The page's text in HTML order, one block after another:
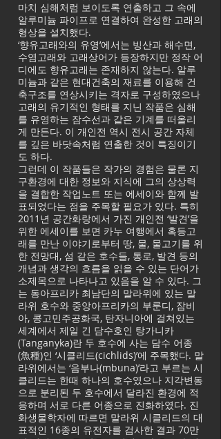
마치 심해처럼 보이도록 연출하고 그 속에
알루미늄 파이프로 연결하여 완성한 고래의
형상을 설치했다.
‘향유고래와의 유영’에서는 빙산과 해수면,
수염고래와 고래상어가 등장하지만 정작 어
디에도 향유고래는 존재하지 않는다. 알루
미늄과 같은 현대건축의 재료를 이용해 건
축구조를 연상시키는 격자로 구성하였으나
고래의 유기적인 형태를 지닌 작품은 심해
를 유영하는 잠수선과 같은 기계를 떠올리
게 만든다. 이 개인전 역시 전시 공간 자체
를 깊은 바닷속처럼 연출한 것이 특징이기
도 하다.
그런데 이 작품들은 작가의 경험은 물론 지
구환경에 대한 정보와 지식에 그의 상상력
을 결합한 작업노트 또는 에세이와 함께 발
표되었다는 점을 주목할 필요가 있다. 특히
2011년 공간화랑에서 가진 개인전 ‘발견’을
위한 에세이를 보면 카누 여행에서 혹등고
래를 만난 이야기로부터 땅, 물, 물고기를 위
한 전망대, 섬 같은 호수들, 통로, 발견 등의
개념과 생각의 흐름을 읽을 수 있는 단어가
소제목으로 나타나고 있음을 알 수 있다. 그
는 동아프리카 최남단의 말라위에 있는 말
라위 호수와 중앙아프리카의 부룬디, 잠비
아, 콩고민주공화국, 탄자니아에 걸쳐있는
세계에서 제일 긴 담수호인 탕가니카
(Tanganyka)란 두 호수에 사는 담수 어종
(魚種)인 ‘시클리드(cichlids)’에 주목했다. 말
라위에서는 ‘음부나(mbuna)’라고 부르는 시
클리드는 한때 하나의 호수였으나 지각변동
으로 분리된 두 호수에서 달라진 환경에 적
응하며 서로 다른 어종으로 진화하였다. 진
화생물학자에 따르면 말라위 시클리드의 대
표적인 16종의 유전자를 검사한 결과 70만